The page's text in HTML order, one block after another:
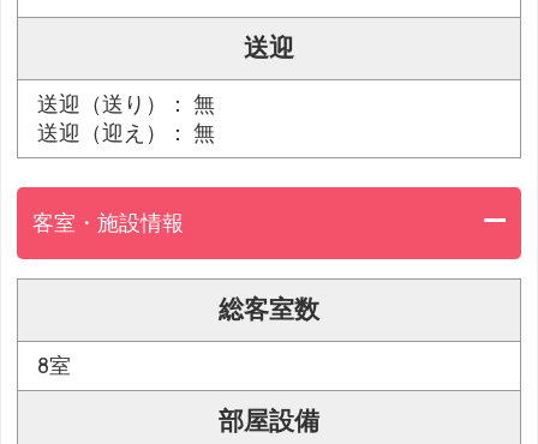
送迎
送迎（送り）： 無
送迎（迎え）： 無
客室・施設情報
総客室数
8室
部屋設備